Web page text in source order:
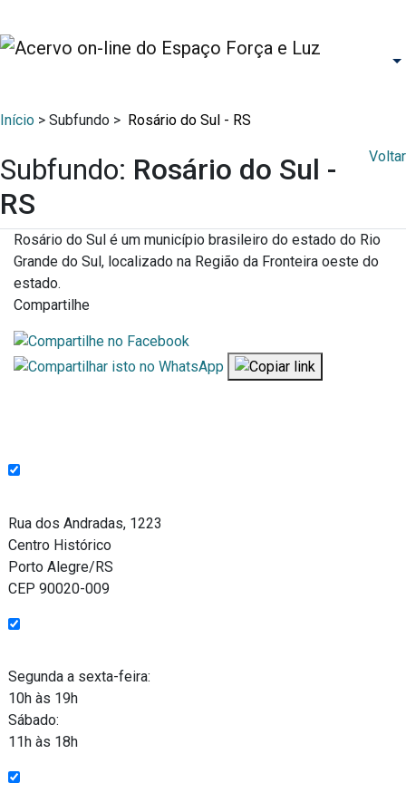
Início > Subfundo > Rosário do Sul - RS
Subfundo: Rosário do Sul -
RS
Voltar
Rosário do Sul é um município brasileiro do estado do Rio
Grande do Sul, localizado na Região da Fronteira oeste do
estado.
Compartilhe
Rua dos Andradas, 1223
Centro Histórico
Porto Alegre/RS
CEP 90020-009
Segunda a sexta-feira:
10h às 19h
Sábado:
11h às 18h